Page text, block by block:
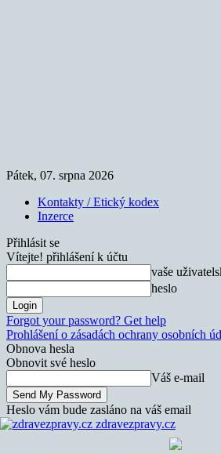
Pátek, 07. srpna 2026
Kontakty / Etický kodex
Inzerce
Přihlásit se
Vítejte! přihlášení k účtu
vaše
heslo
Forgot your password? Get help
Prohlášení o zásadách ochrany osobních
Obnova hesla
Obnovit své heslo
Váš e-mail
Heslo vám bude zasláno na váš email
zdravezpravy.cz